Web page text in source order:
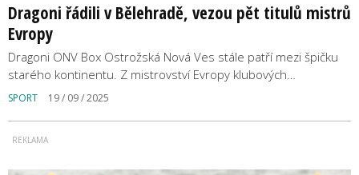
Dragoni řádili v Bělehradě, vezou pět titulů mistrů
Evropy
Dragoni ONV Box Ostrožská Nová Ves stále patří mezi špičku
starého kontinentu. Z mistrovství Evropy klubových…
SPORT 19 / 09 / 2025